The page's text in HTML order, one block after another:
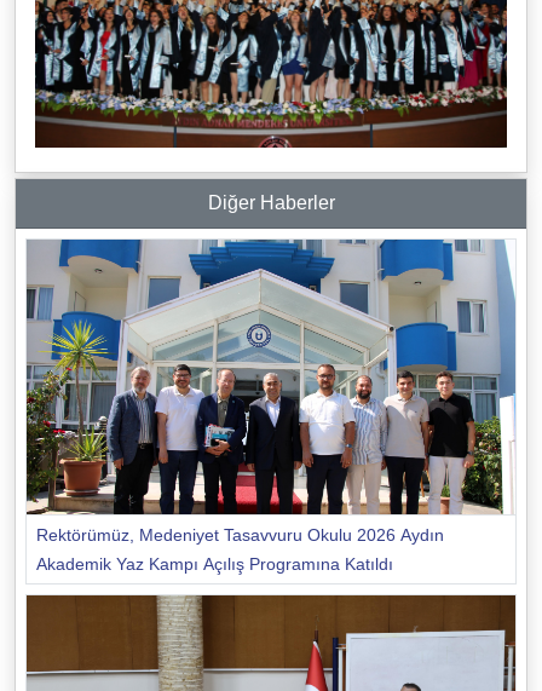
Diğer Haberler
Rektörümüz, Medeniyet Tasavvuru Okulu 2026 Aydın
Akademik Yaz Kampı Açılış Programına Katıldı